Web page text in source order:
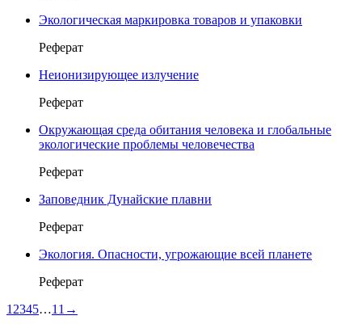
Экологическая маркировка товаров и упаковки
Реферат
Неионизирующее излучение
Реферат
Окружающая среда обитания человека и глобальные
экологические проблемы человечества
Реферат
Заповедник Дунайские плавни
Реферат
Экология. Опасности, угрожающие всей планете
Реферат
1 2345…11 →